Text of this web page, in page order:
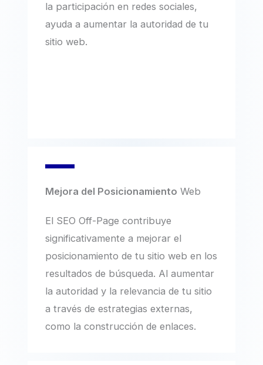
la participación en redes sociales,
ayuda a aumentar la autoridad de tu
sitio web.
Mejora del Posicionamiento Web
El SEO Off-Page contribuye
significativamente a mejorar el
posicionamiento de tu sitio web en los
resultados de búsqueda. Al aumentar
la autoridad y la relevancia de tu sitio
a través de estrategias externas,
como la construcción de enlaces.